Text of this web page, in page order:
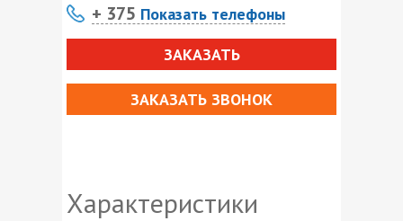
+ 375 Показать телефоны
ЗАКАЗАТЬ
ЗАКАЗАТЬ ЗВОНОК
Характеристики